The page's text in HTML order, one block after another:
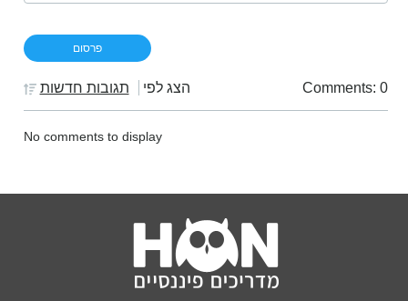
Comments: 0 הצג לפי תגובות חדשות
No comments to display